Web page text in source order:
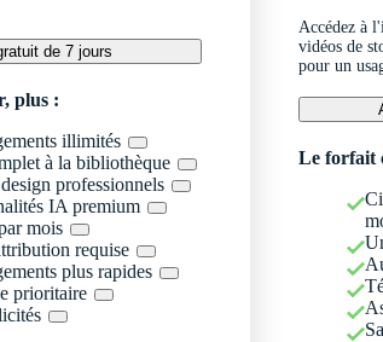
de 7 jours
plus :
illimités
à la bibliothèque
professionnels
IA premium
mois
requise
plus rapides
prioritaire
Accédez à
vidéos de
pour un
Le forfait